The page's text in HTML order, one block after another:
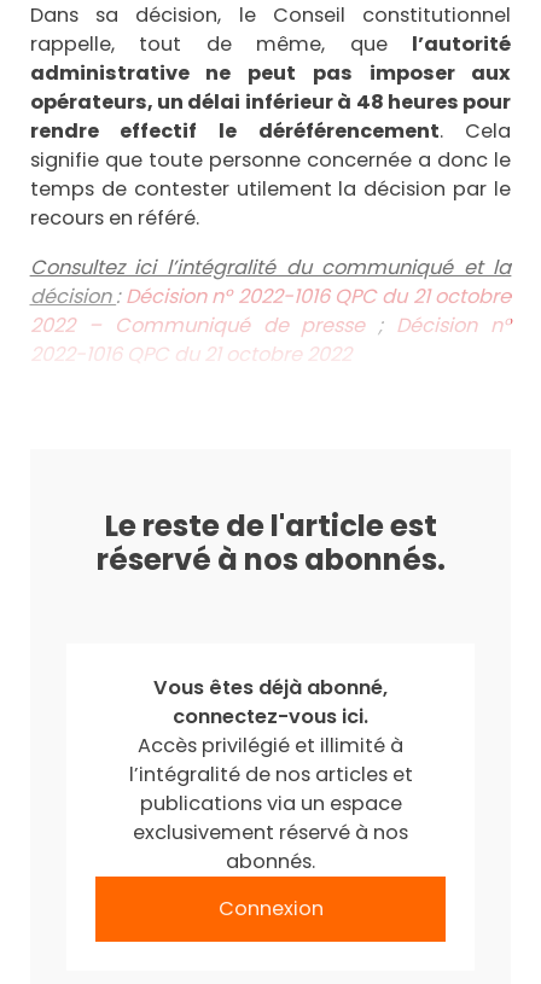
Dans sa décision, le Conseil constitutionnel
rappelle, tout de même, que l’autorité
administrative ne peut pas imposer aux
opérateurs, un délai inférieur à 48 heures pour
rendre effectif le déréférencement. Cela
signifie que toute personne concernée a donc le
temps de contester utilement la décision par le
recours en référé.
Consultez ici l’intégralité du communiqué et la
décision:Décision n° 2022-1016 QPC du 21 octobre
2022 – Communiqué de presse ; Décision n°
2022-1016 QPC du 21 octobre 2022
Le reste de l'article est
réservé à nos abonnés.
Vous êtes déjà abonné,
connectez-vous ici.
Accès privilégié et illimité à
l’intégralité de nos articles et
publications via un espace
exclusivement réservé à nos
abonnés.
Connexion